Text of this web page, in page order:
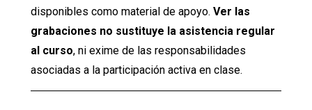
disponibles como material de apoyo. Ver las
grabaciones no sustituye la asistencia regular
al curso, ni exime de las responsabilidades
asociadas a la participación activa en clase.